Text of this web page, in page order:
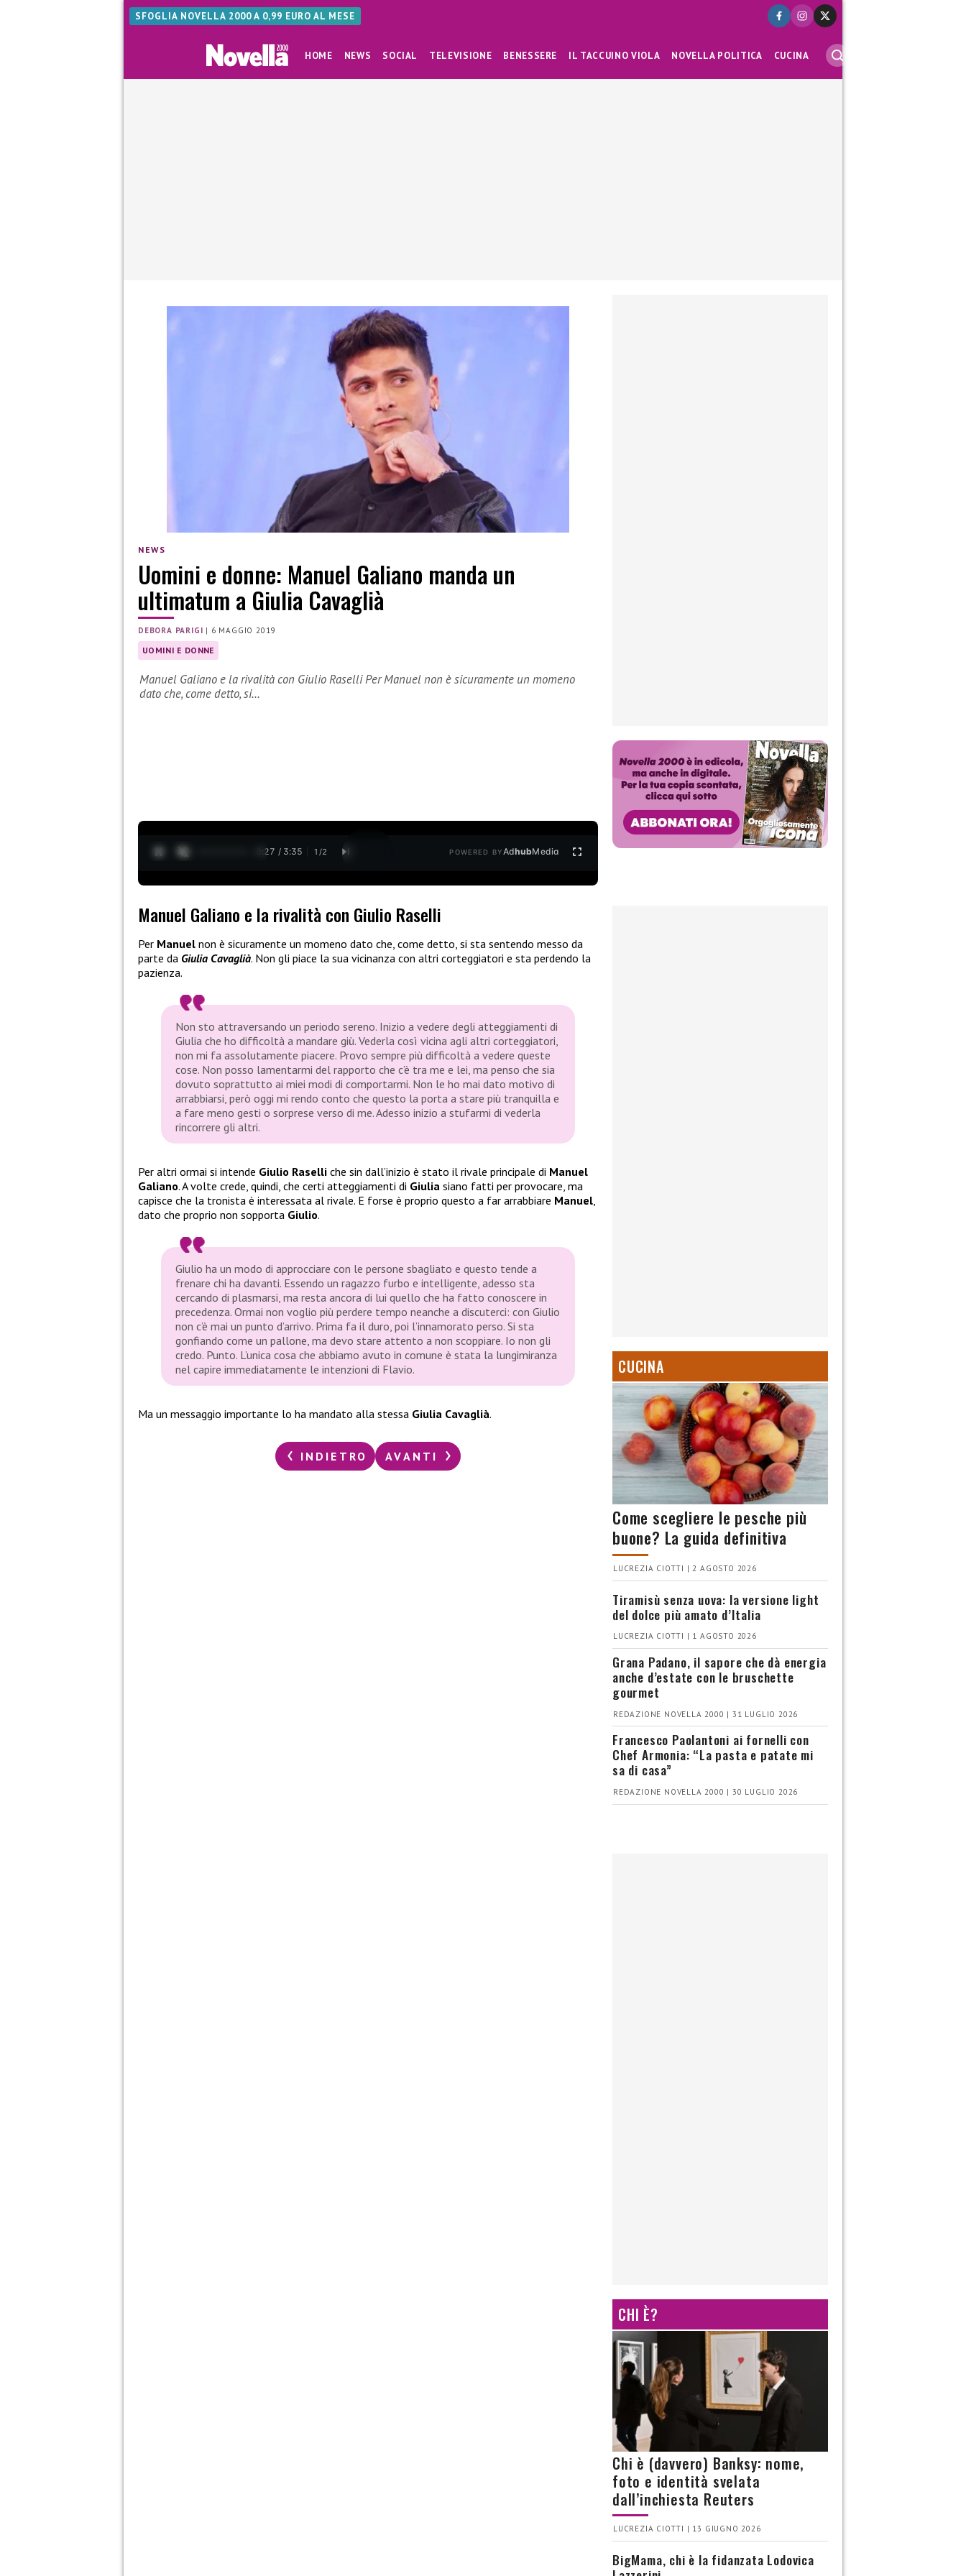
SFOGLIA NOVELLA 2000 A 0,99 EURO AL MESE
HOME NEWS SOCIAL TELEVISIONE BENESSERE IL TACCUINO VIOLA NOVELLA POLITICA CUCINA
NEWS
Uomini e donne: Manuel Galiano manda un
ultimatum a Giulia Cavaglià
DEBORA PARIGI | 6 MAGGIO 2019
UOMINI E DONNE
Manuel Galiano e la rivalità con Giulio Raselli Per Manuel non è sicuramente un momeno
dato che, come detto, si…
0:28 / 3:35 1 /2 POWERED BYAdhubMedia
Manuel Galiano e la rivalità con Giulio Raselli
Per Manuel non è sicuramente un momeno dato che, come detto, si sta sentendo messo da
parte da Giulia Cavaglià. Non gli piace la sua vicinanza con altri corteggiatori e sta perdendo la
pazienza.
Non sto attraversando un periodo sereno. Inizio a vedere degli atteggiamenti di
Giulia che ho difficoltà a mandare giù. Vederla così vicina agli altri corteggiatori,
non mi fa assolutamente piacere. Provo sempre più difficoltà a vedere queste
cose. Non posso lamentarmi del rapporto che c’è tra me e lei, ma penso che sia
dovuto soprattutto ai miei modi di comportarmi. Non le ho mai dato motivo di
arrabbiarsi, però oggi mi rendo conto che questo la porta a stare più tranquilla e
a fare meno gesti o sorprese verso di me. Adesso inizio a stufarmi di vederla
rincorrere gli altri.
Per altri ormai si intende Giulio Raselli che sin dall’inizio è stato il rivale principale di Manuel
Galiano. A volte crede, quindi, che certi atteggiamenti di Giulia siano fatti per provocare, ma
capisce che la tronista è interessata al rivale. E forse è proprio questo a far arrabbiare Manuel,
dato che proprio non sopporta Giulio.
Giulio ha un modo di approcciare con le persone sbagliato e questo tende a
frenare chi ha davanti. Essendo un ragazzo furbo e intelligente, adesso sta
cercando di plasmarsi, ma resta ancora di lui quello che ha fatto conoscere in
precedenza. Ormai non voglio più perdere tempo neanche a discuterci: con Giulio
non c’è mai un punto d’arrivo. Prima fa il duro, poi l’innamorato perso. Si sta
gonfiando come un pallone, ma devo stare attento a non scoppiare. Io non gli
credo. Punto. L’unica cosa che abbiamo avuto in comune è stata la lungimiranza
nel capire immediatamente le intenzioni di Flavio.
Ma un messaggio importante lo ha mandato alla stessa Giulia Cavaglià.
INDIETRO AVANTI
CUCINA
Come scegliere le pesche più
buone? La guida definitiva
LUCREZIA CIOTTI | 2 AGOSTO 2026
Tiramisù senza uova: la versione light
del dolce più amato d’Italia
LUCREZIA CIOTTI | 1 AGOSTO 2026
Grana Padano, il sapore che dà energia
anche d’estate con le bruschette
gourmet
REDAZIONE NOVELLA 2000 | 31 LUGLIO 2026
Francesco Paolantoni ai fornelli con
Chef Armonia: “La pasta e patate mi
sa di casa”
REDAZIONE NOVELLA 2000 | 30 LUGLIO 2026
CHI È?
Chi è (davvero) Banksy: nome,
foto e identità svelata
dall’inchiesta Reuters
LUCREZIA CIOTTI | 13 GIUGNO 2026
BigMama, chi è la fidanzata Lodovica